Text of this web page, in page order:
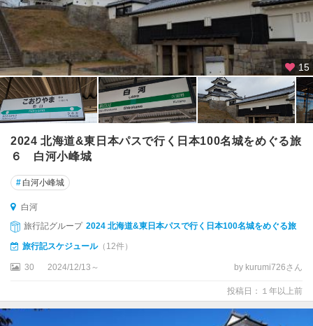
15
2024 北海道&東日本パスで行く日本100名城をめぐる旅
６ 白河小峰城
# 白河小峰城
白河
旅行記グループ 2024 北海道&東日本パスで行く日本100名城をめぐる旅
旅行記スケジュール（12件）
30 2024/12/13～ by kurumi726さん
投稿日：１年以上前